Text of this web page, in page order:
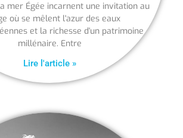
mer Égée incarnent une invitation au
où se mêlent l'azur des eaux
et la richesse d'un patrimoine
millénaire. Entre
Lire l'article »